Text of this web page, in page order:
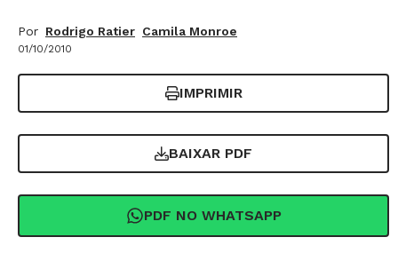
Por Rodrigo Ratier Camila Monroe
01/10/2010
IMPRIMIR
BAIXAR PDF
PDF NO WHATSAPP